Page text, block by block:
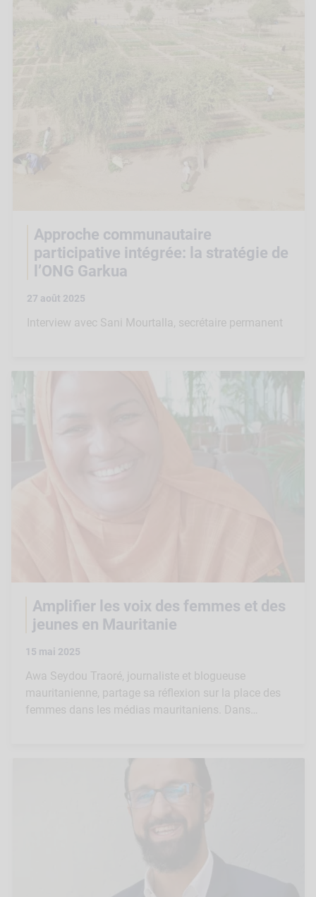
Approche communautaire
participative intégrée: la stratégie de
l’ONG Garkua
27 août 2025
Interview avec Sani Mourtalla, secrétaire permanent
Amplifier les voix des femmes et des
jeunes en Mauritanie
15 mai 2025
Awa Seydou Traoré, journaliste et blogueuse
mauritanienne, partage sa réflexion sur la place des
femmes dans les médias mauritaniens. Dans…